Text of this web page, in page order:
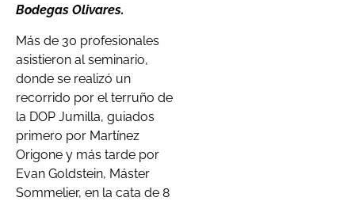
Bodegas Olivares.
Más de 30 profesionales
asistieron al seminario,
donde se realizó un
recorrido por el terruño de
la DOP Jumilla, guiados
primero por Martínez
Origone y más tarde por
Evan Goldstein, Máster
Sommelier, en la cata de 8